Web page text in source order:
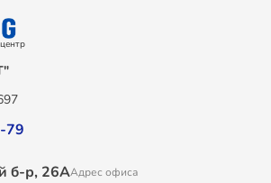
79
б-р, 26ААдрес офиса